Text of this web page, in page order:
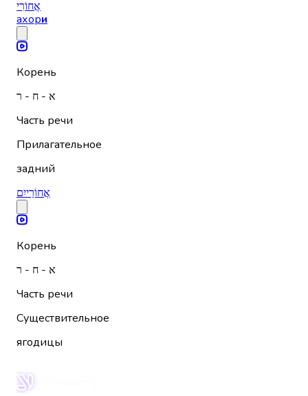
אֲחוֹרִי
ахори
Корень
א - ח - ר
Часть речи
Прилагательное
задний
אֲחוֹרַייִם
Корень
א - ח - ר
Часть речи
Существительное
ягодицы